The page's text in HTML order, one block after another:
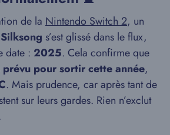
de la Nintendo Switch 2, un
Silksong s’est glissé dans le flux,
date : 2025. Cela confirme que
pour sortir cette année,
. Mais prudence, car après tant de
sur leurs gardes. Rien n’exclut